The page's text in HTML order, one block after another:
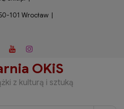
101 Wrocław
OKiS
z kulturą i sztuką